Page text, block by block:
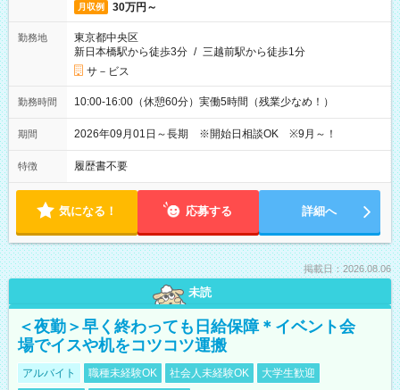
月収例 30万円～
勤務地
東京都中央区
新日本橋駅から徒歩3分 / 三越前駅から徒歩1分
サ－ビス
勤務時間 10:00-16:00（休憩60分）実働5時間（残業少なめ！）
期間 2026年09月01日～長期 ※開始日相談OK ※9月～！
特徴 履歴書不要
気になる！ 応募する 詳細へ
掲載日：2026.08.06
未読
＜夜勤＞早く終わっても日給保障＊イベント会
場でイスや机をコツコツ運搬
アルバイト 職種未経験OK 社会人未経験OK
大学生歓迎